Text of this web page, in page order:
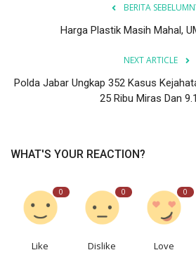
BERITA
Harga Plastik Masih Mahal,
NEXT ARTICLE
Polda Jabar Ungkap 352 Kasus
25 Ribu Miras Dan
WHAT'S YOUR REACTION?
0
Like
0
Dislike
0
Love